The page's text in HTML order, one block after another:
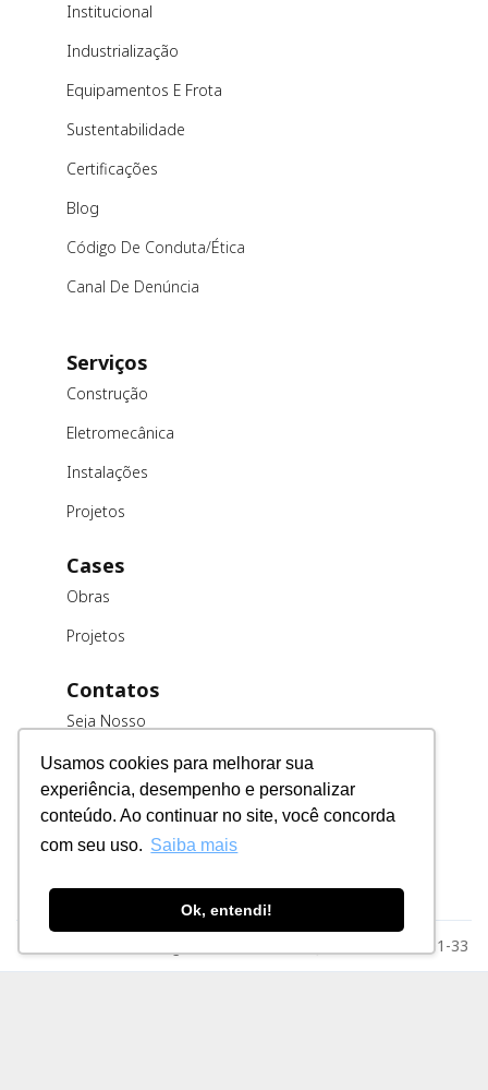
Usamos cookies para melhorar sua
experiência, desempenho e personalizar
conteúdo. Ao continuar no site, você concorda
com seu uso. Saiba mais
Ok, entendi!
Institucional
Industrialização
Equipamentos E Frota
Sustentabilidade
Certificações
Blog
Código De Conduta/ética
Canal De Denúncia
Serviços
Construção
Eletromecânica
Instalações
Projetos
Cases
Obras
Projetos
Contatos
Seja Nosso
Trabalhe
Conosco
Fornecedores
Razão Social: MSE Engenharia LTDA. CNPJ: 78.023.116/0001-33